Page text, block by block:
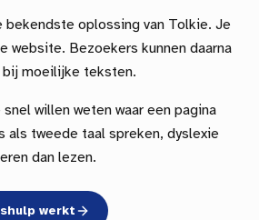
bekendste oplossing van Tolkie. Je
website. Bezoekers kunnen daarna
moeilijke teksten.
willen weten waar een pagina
als tweede taal spreken, dyslexie
dan lezen.
werkt